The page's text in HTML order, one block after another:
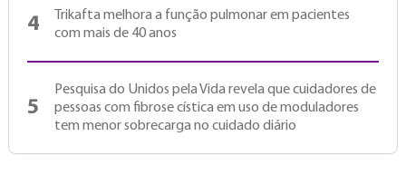
4
Trikafta melhora a função pulmonar em pacientes
com mais de 40 anos
5
Pesquisa do Unidos pela Vida revela que cuidadores de
pessoas com fibrose cística em uso de moduladores
tem menor sobrecarga no cuidado diário